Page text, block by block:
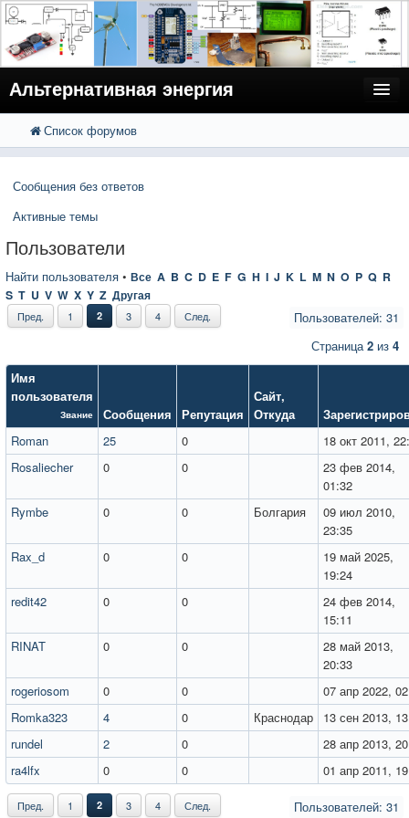
Альтернативная энергия
FAQ
Вход
Расширенный поиск
Список форумов
Сообщения без ответов
Активные темы
Пользователи
Найти пользователя • Все A B C D E F G H I J K L M N O P Q R
S T U V W X Y Z Другая
Пользователей: 31
Пред. 1 2 3 4 След.
Страница2 из 4
Имя
пользователя
Звание Сообщения Репутация
Сайт,
Откуда
Roman
25 0
18 окт 2011,
Rosaliecher
0 0
23 фев 2014,
01:32
Rymbe
0 0 Болгария
09 июл 2010,
23:35
Rax_d
0 0
19 май 2025,
19:24
redit42
0 0
24 фев 2014,
15:11
RINAT
0 0
28 май 2013,
20:33
rogeriosom
0 0
07 апр 2022,
Romka323
4 0 Краснодар
13 сен 2013,
rundel
2 0
28 апр 2013,
ra4lfx
0 0 01 апр 2011,
Пользователей: 31
Пред. 1 2 3 4 След.